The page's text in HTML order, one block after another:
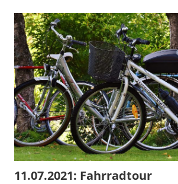
11.07.2021: Fahrradtour